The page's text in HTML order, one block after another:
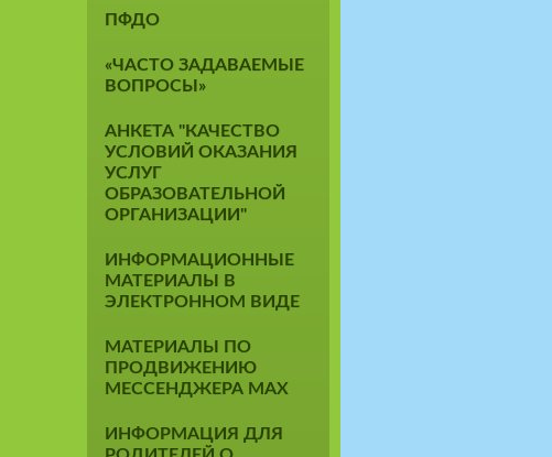
ПФДО
«ЧАСТО ЗАДАВАЕМЫЕ
ВОПРОСЫ»
АНКЕТА "КАЧЕСТВО
УСЛОВИЙ ОКАЗАНИЯ
УСЛУГ
ОБРАЗОВАТЕЛЬНОЙ
ОРГАНИЗАЦИИ"
ИНФОРМАЦИОННЫЕ
МАТЕРИАЛЫ В
ЭЛЕКТРОННОМ ВИДЕ
МАТЕРИАЛЫ ПО
ПРОДВИЖЕНИЮ
МЕССЕНДЖЕРА MAX
ИНФОРМАЦИЯ ДЛЯ